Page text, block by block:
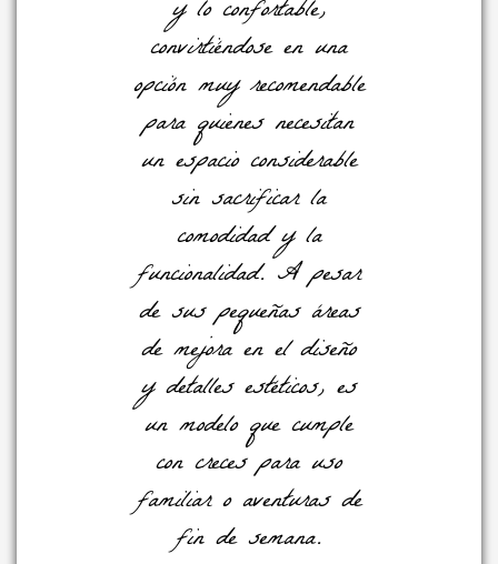
y lo confortable,
convirtiéndose en una
opción muy recomendable
para quienes necesitan
un espacio considerable
sin sacrificar la
comodidad y la
funcionalidad. A pesar
de sus pequeñas áreas
de mejora en el diseño
y detalles estéticos, es
un modelo que cumple
con creces para uso
familiar o aventuras de
fin de semana.